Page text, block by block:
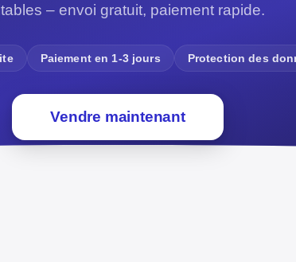
– envoi gratuit, paiement rapide.
Paiement en 1-3 jours Protection des
Vendre maintenant